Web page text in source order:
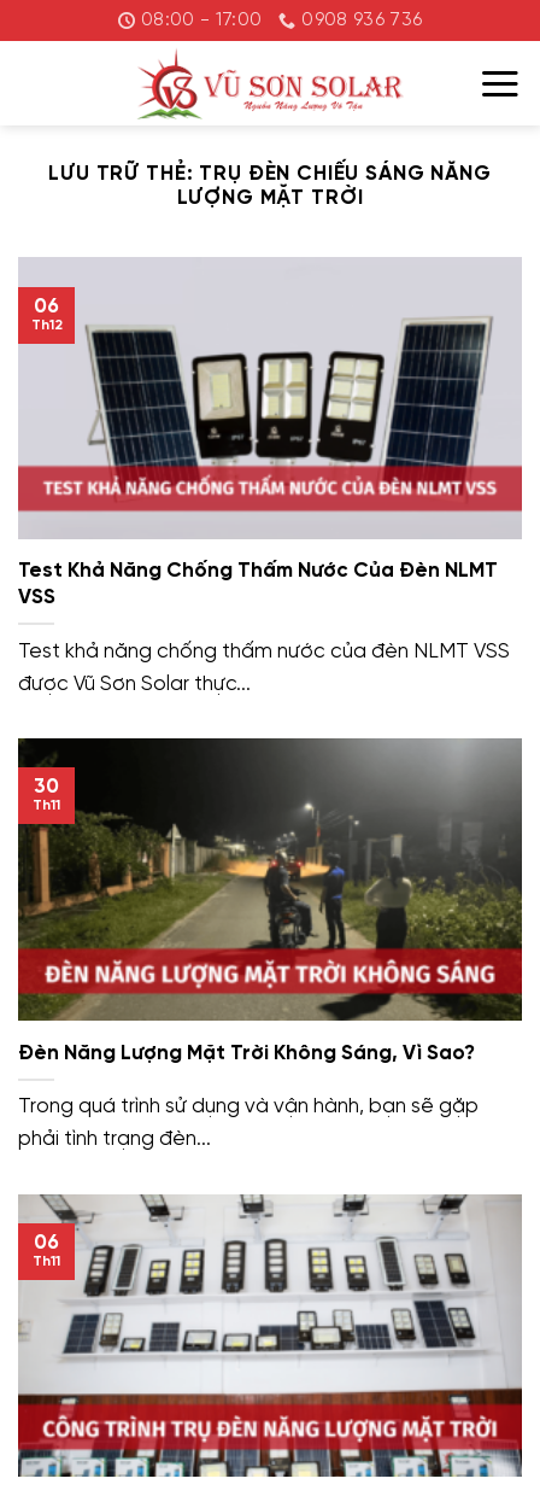
đến
08:00 - 17:00 0908 936 736
LƯU TRỮ THẺ: TRỤ ĐÈN CHIẾU SÁNG NĂNG
LƯỢNG MẶT TRỜI
Test Khả Năng Chống Thấm Nước Của Đèn NLMT
VSS
Test khả năng chống thấm nước của đèn NLMT VSS
được Vũ Sơn Solar thực...
06
Th12
Đèn Năng Lượng Mặt Trời Không Sáng, Vì Sao?
Trong quá trình sử dụng và vận hành, bạn sẽ gặp
phải tình trạng đèn...
30
Th11
06
Th11